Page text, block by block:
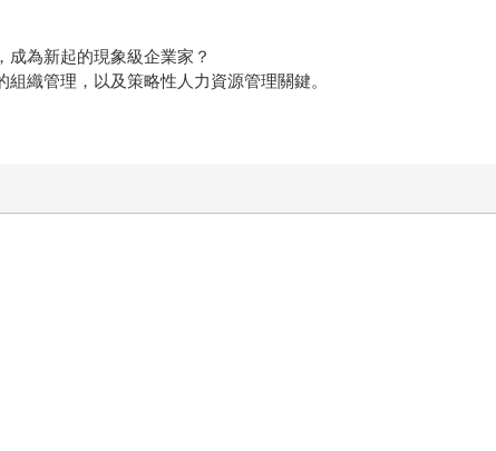
為新起的現象級企業家？
織管理，以及策略性人力資源管理關鍵。